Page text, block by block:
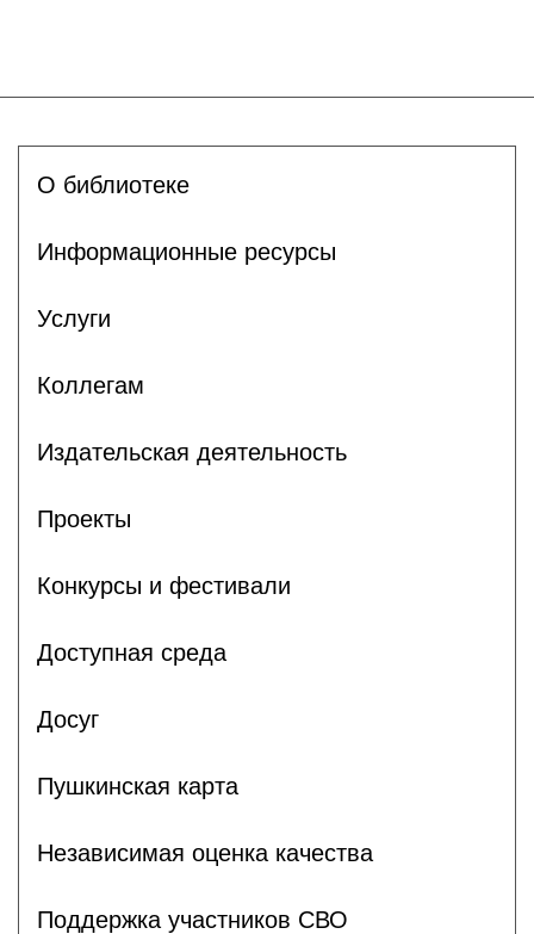
О библиотеке
Информационные ресурсы
Услуги
Коллегам
Издательская деятельность
Проекты
Конкурсы и фестивали
Доступная среда
Досуг
Пушкинская карта
Независимая оценка качества
Поддержка участников СВО